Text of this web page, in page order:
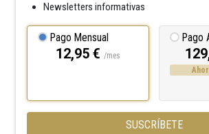
Newsletters informativas
Pago Mensual
12,95 € /mes
Pago
SUSCRÍBETE